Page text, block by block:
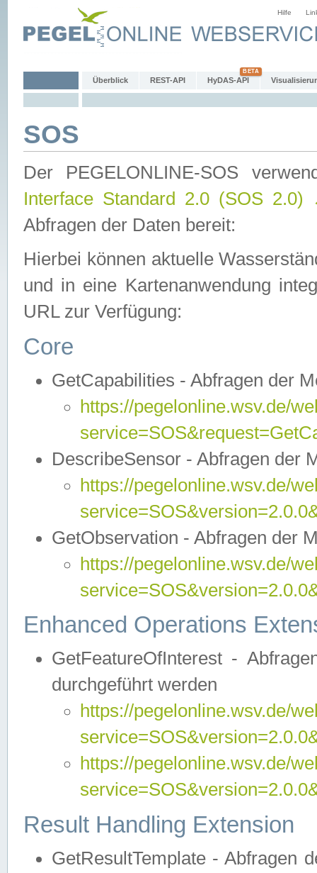
Hilfe
Überblick REST-API HyDAS-API
SOS
Der PEGELONLINE-SOS
Interface Standard 2.0 (SOS 2.0)
Abfragen der Daten bereit:
Hierbei können aktuelle
und in eine Kartenanwendung
URL zur Verfügung:
Core
GetCapabilities - Abfragen der
https://pegelonline.wsv.de/
DescribeSensor - Abfragen der
https://pegelonline.wsv.de/
GetObservation - Abfragen der
https://pegelonline.wsv.de/
Enhanced Operations
GetFeatureOfInterest -
durchgeführt werden
https://pegelonline.wsv.de/
https://pegelonline.wsv.de/
Result Handling Extension
GetResultTemplate - Abfragen